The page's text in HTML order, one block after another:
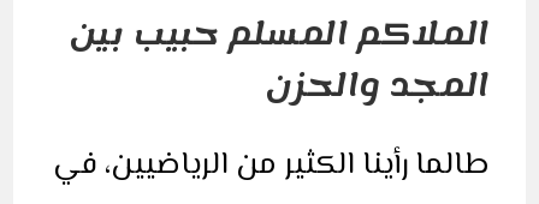
الملاكم المسلم حبيب بين
المجد والحزن
طالما رأينا الكثير من الرياضيين، في